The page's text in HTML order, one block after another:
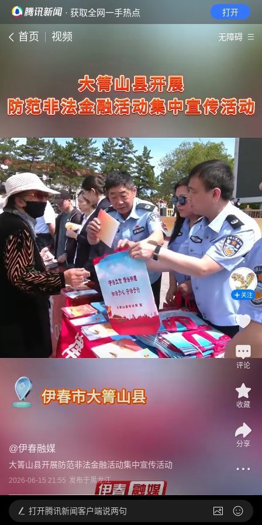
· 获取全网一手热点 打开
首页 视频 无障碍
@伊春融媒
大箐山县开展防范非法金融活动集中宣传活动
2026-06-15 21:55 发布于黑龙江
关注
评论
收藏
分享
打开腾讯新闻客户端说两句